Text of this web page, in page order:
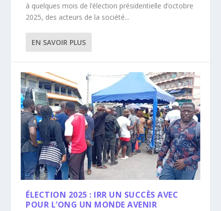
à quelques mois de l’élection présidentielle d’octobre
2025, des acteurs de la société...
EN SAVOIR PLUS
ÉLECTION 2025 : IRR UN SUCCÈS AVEC
POUR L’ONG UN MONDE AVENIR